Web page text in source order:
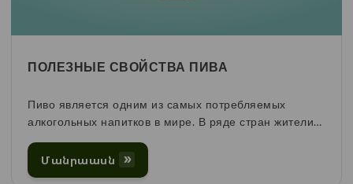
ПОЛЕЗНЫЕ СВОЙСТВА ПИВА
Пиво является одним из самых потребляемых
алкогольных напитков в мире. В ряде стран жители
При этом далеко не все ценители пенного напитка
знают, насколько полезно пиво для здоровья.
Մանրաասն